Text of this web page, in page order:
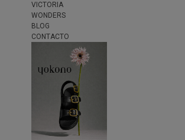
VICTORIA
WONDERS
BLOG
CONTACTO